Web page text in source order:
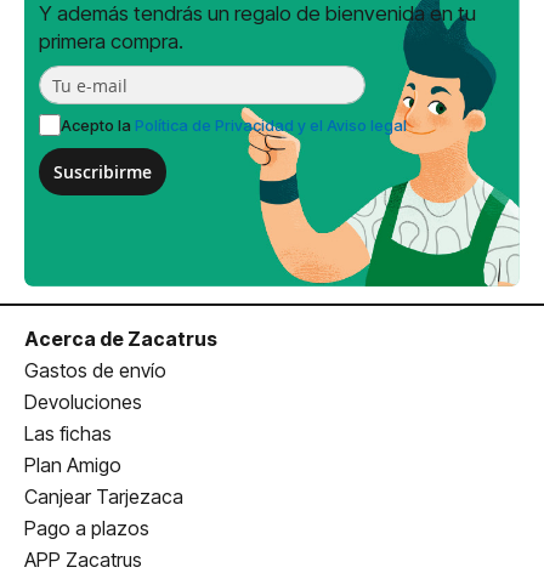
Y además tendrás un regalo de bienvenida en tu
primera compra.
Acepto la Política de Privacidad y el Aviso legal
Suscribirme
Acerca de Zacatrus
Gastos de envío
Devoluciones
Las fichas
Plan Amigo
Canjear Tarjezaca
Pago a plazos
APP Zacatrus